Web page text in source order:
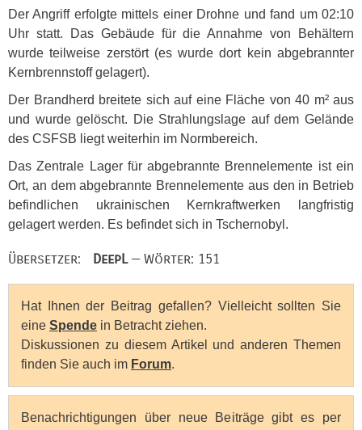
Der Angriff erfolgte mittels einer Drohne und fand um 02:10
Uhr statt. Das Gebäude für die Annahme von Behältern
wurde teilweise zerstört (es wurde dort kein abgebrannter
Kernbrennstoff gelagert).
Der Brandherd breitete sich auf eine Fläche von 40 m² aus
und wurde gelöscht. Die Strahlungslage auf dem Gelände
des CSFSB liegt weiterhin im Normbereich.
Das Zentrale Lager für abgebrannte Brennelemente ist ein
Ort, an dem abgebrannte Brennelemente aus den in Betrieb
befindlichen ukrainischen Kernkraftwerken langfristig
gelagert werden. Es befindet sich in Tschernobyl.
Übersetzer: DeepL— Wörter: 151
Hat Ihnen der Beitrag gefallen? Vielleicht sollten Sie
eine Spende in Betracht ziehen.
Diskussionen zu diesem Artikel und anderen Themen
finden Sie auch im Forum.
Benachrichtigungen über neue Beiträge gibt es per